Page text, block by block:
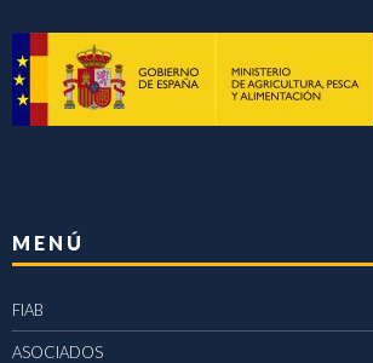
MENÚ
FIAB
ASOCIADOS